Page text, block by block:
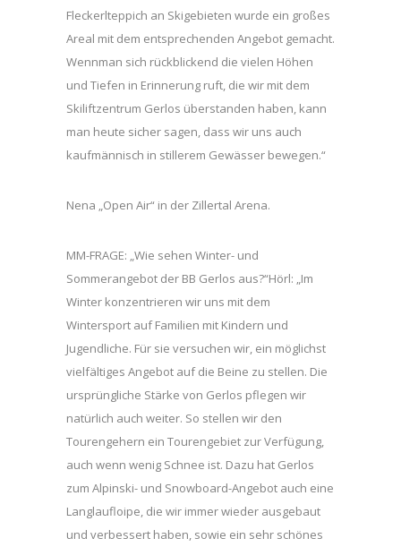
Fleckerlteppich an Skigebieten wurde ein großes
Areal mit dem entsprechenden Angebot gemacht.
Wennman sich rückblickend die vielen Höhen
und Tiefen in Erinnerung ruft, die wir mit dem
Skiliftzentrum Gerlos überstanden haben, kann
man heute sicher sagen, dass wir uns auch
kaufmännisch in stillerem Gewässer bewegen.“
Nena „Open Air“ in der Zillertal Arena.
MM-FRAGE: „Wie sehen Winter- und
Sommerangebot der BB Gerlos aus?“Hörl: „Im
Winter konzentrieren wir uns mit dem
Wintersport auf Familien mit Kindern und
Jugendliche. Für sie versuchen wir, ein möglichst
vielfältiges Angebot auf die Beine zu stellen. Die
ursprüngliche Stärke von Gerlos pflegen wir
natürlich auch weiter. So stellen wir den
Tourengehern ein Tourengebiet zur Verfügung,
auch wenn wenig Schnee ist. Dazu hat Gerlos
zum Alpinski- und Snowboard-Angebot auch eine
Langlaufloipe, die wir immer wieder ausgebaut
und verbessert haben, sowie ein sehr schönes